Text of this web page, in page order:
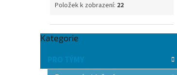
Položek k zobrazení: 22
Přeskočit
Kategorie
PRO TÝMY